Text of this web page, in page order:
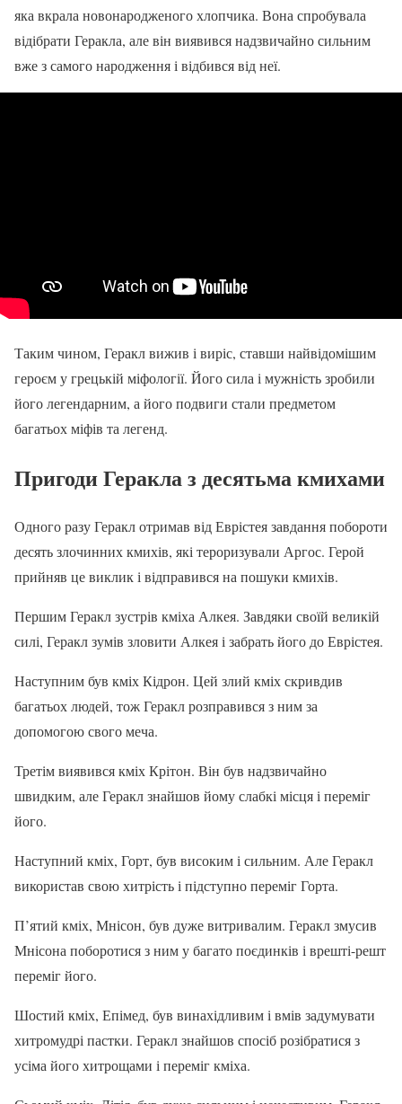
яка вкрала новонародженого хлопчика. Вона спробувала
відібрати Геракла, але він виявився надзвичайно сильним
вже з самого народження і відбився від неї.
Таким чином, Геракл вижив і виріс, ставши найвідомішим
героєм у грецькій міфології. Його сила і мужність зробили
його легендарним, а його подвиги стали предметом
багатьох міфів та легенд.
Пригоди Геракла з десятьма кмихами
Одного разу Геракл отримав від Еврістея завдання побороти
десять злочинних кмихів, які тероризували Аргос. Герой
прийняв це виклик і відправився на пошуки кмихів.
Першим Геракл зустрів кміха Алкея. Завдяки своїй великій
силі, Геракл зумів зловити Алкея і забрать його до Еврістея.
Наступним був кміх Кідрон. Цей злий кміх скривдив
багатьох людей, тож Геракл розправився з ним за
допомогою свого меча.
Третім виявився кміх Крітон. Він був надзвичайно
швидким, але Геракл знайшов йому слабкі місця і переміг
його.
Наступний кміх, Горт, був високим і сильним. Але Геракл
використав свою хитрість і підступно переміг Горта.
П’ятий кміх, Мнісон, був дуже витривалим. Геракл змусив
Мнісона поборотися з ним у багато поєдинків і врешті-решт
переміг його.
Шостий кміх, Епімед, був винахідливим і вмів задумувати
хитромудрі пастки. Геракл знайшов спосіб розібратися з
усіма його хитрощами і переміг кміха.